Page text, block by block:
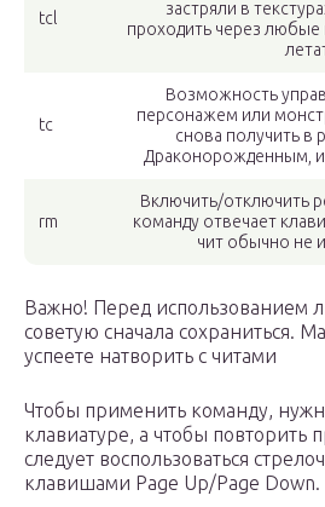
tcl
застряли в
проходить через любые
tc
Возможность
персонажем или
снова получить в
Драконорожденным,
rm
Включить/отключить
команду отвечает
чит обычно не
Важно! Перед использованием
советую сначала сохраниться.
успеете натворить с читами
Чтобы применить команду,
клавиатуре, а чтобы повторить
следует воспользоваться
клавишами Page Up/Page Down.